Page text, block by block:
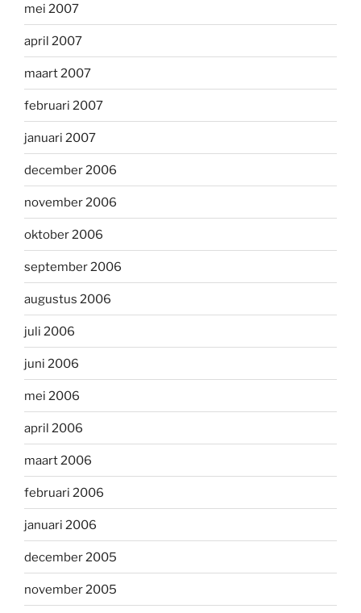
mei 2007
april 2007
maart 2007
februari 2007
januari 2007
december 2006
november 2006
oktober 2006
september 2006
augustus 2006
juli 2006
juni 2006
mei 2006
april 2006
maart 2006
februari 2006
januari 2006
december 2005
november 2005